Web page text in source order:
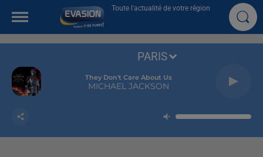
Toute l'actualité de votre région
They Don't Care About Us
MICHAEL JACKSON
PARIS